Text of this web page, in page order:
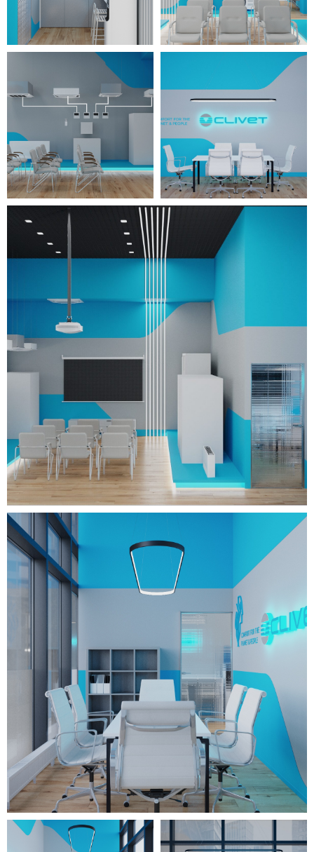
осветительных приборов, а
также крупные окна и
использование стеклянных
перегородок наполняют
офисное пространство светом и
простором.